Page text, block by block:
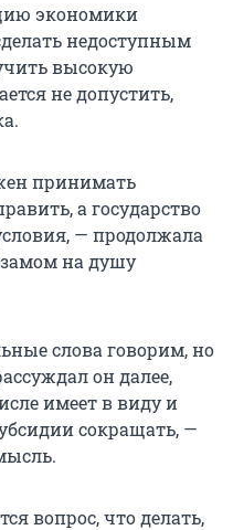
экономики
недоступным
высокую
не допустить,
принимать
а государство
— продолжала
на душу
слова говорим, но
он далее,
имеет в виду и
сокращать, —
вопрос, что делать,